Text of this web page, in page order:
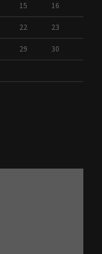
15 16
22 23
29 30